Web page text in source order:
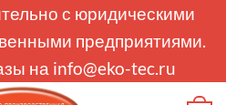
с юридическими
предприятиями.
на info@eko-tec.ru